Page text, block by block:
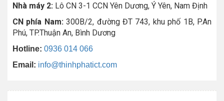
Nhà máy 2: Lô CN 3-1 CCN Yên Dương, Ý Yên, Nam Định
CN phía Nam: 300B/2, đường ĐT 743, khu phố 1B, P.An
Phú, TP.Thuận An, Bình Dương
Hotline: 0936 014 066
Email: info@thinhphatict.com